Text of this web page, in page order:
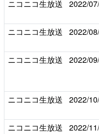
ニコニコ生放送 2022/
ニコニコ生放送 2022/
ニコニコ生放送 2022/
ニコニコ生放送 2022/
ニコニコ生放送 2022/